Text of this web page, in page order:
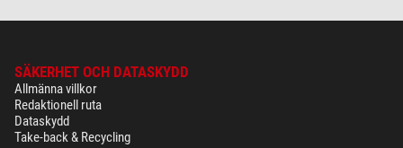
SÄKERHET OCH DATASKYDD
Allmänna villkor
Redaktionell ruta
Dataskydd
Take-back & Recycling